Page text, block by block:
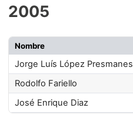
2005
Nombre
Jorge Luís López Presmanes
Rodolfo Fariello
José Enrique Diaz